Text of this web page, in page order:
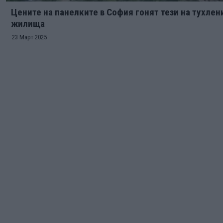
Цените на панелките в София гонят тези на
жилища
23 Март 2025